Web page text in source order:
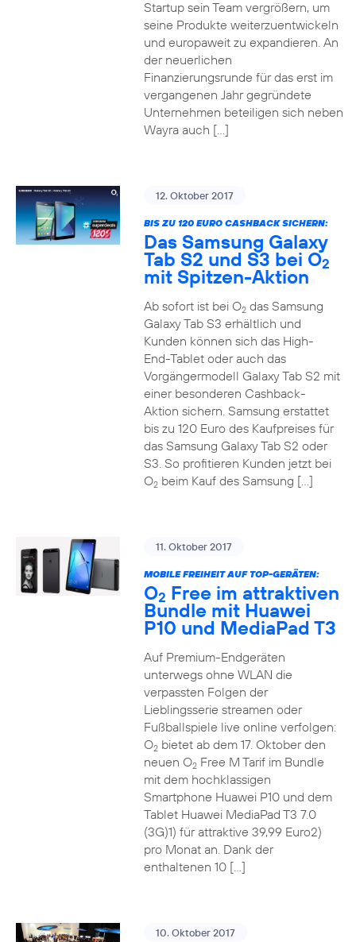
Startup sein Team vergrößern, um
seine Produkte weiterzuentwickeln
und europaweit zu expandieren. An
der neuerlichen
Finanzierungsrunde für das erst im
vergangenen Jahr gegründete
Unternehmen beteiligen sich neben
Wayra auch […]
12. Oktober 2017
BIS ZU 120 EURO CASHBACK SICHERN:
Das Samsung Galaxy
Tab S2 und S3 bei O2
mit Spitzen-Aktion
Ab sofort ist bei O2das Samsung
Galaxy Tab S3 erhältlich und
Kunden können sich das High-
End-Tablet oder auch das
Vorgängermodell Galaxy Tab S2 mit
einer besonderen Cashback-
Aktion sichern. Samsung erstattet
bis zu 120 Euro des Kaufpreises für
das Samsung Galaxy Tab S2 oder
S3. So profitieren Kunden jetzt bei
O2beim Kauf des Samsung […]
11. Oktober 2017
MOBILE FREIHEIT AUF TOP-GERÄTEN:
O2 Free im attraktiven
Bundle mit Huawei
P10 und MediaPad T3
Auf Premium-Endgeräten
unterwegs ohne WLAN die
verpassten Folgen der
Lieblingsserie streamen oder
Fußballspiele live online verfolgen:
O2bietet ab dem 17. Oktober den
neuen O2Free M Tarif im Bundle
mit dem hochklassigen
Smartphone Huawei P10 und dem
Tablet Huawei MediaPad T3 7.0
(3G)1) für attraktive 39,99 Euro2)
pro Monat an. Dank der
enthaltenen 10 […]
10. Oktober 2017